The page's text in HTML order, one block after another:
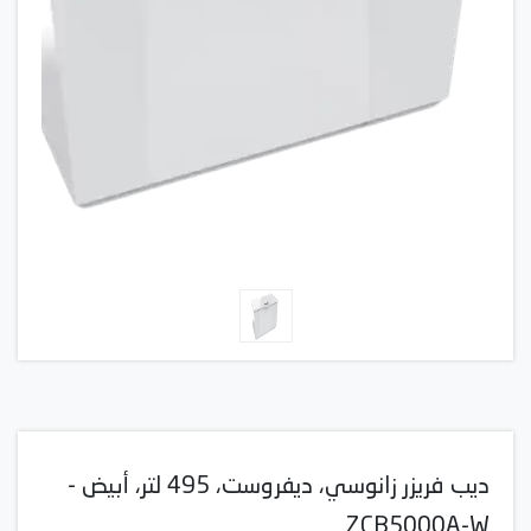
ديب فريزر زانوسي، ديفروست، 495 لتر، أبيض -